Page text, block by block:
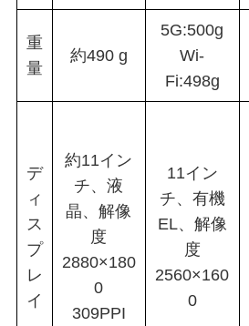
重
量
約490 g
5G:500g
Wi-
Fi:498g
デ
ィ
ス
プ
レ
イ
約11イン
チ、液
晶、解像
度
2880×180
0
309PPI
11イン
チ、有機
EL、解像
度
2560×160
0